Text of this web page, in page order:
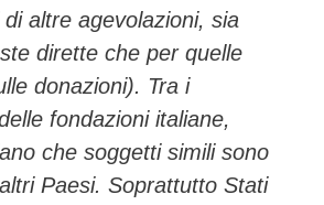
altre agevolazioni, sia
dirette che per quelle
donazioni). Tra i
fondazioni italiane,
che soggetti simili sono
Paesi. Soprattutto Stati